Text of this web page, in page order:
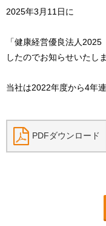
2025年3月11日に
「健康経営優良法人
したのでお知らせいたしま
当社は2022年度から4年
PDFダウンロード